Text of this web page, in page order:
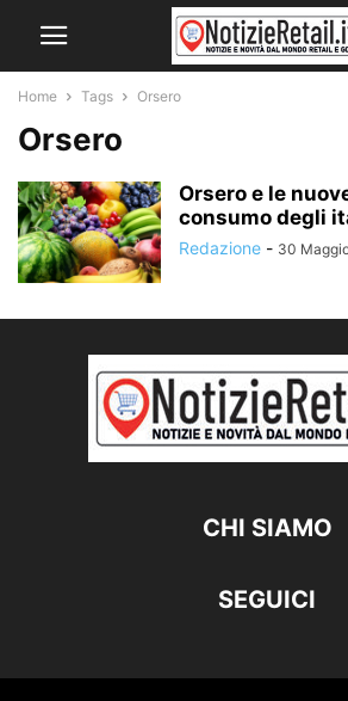
Home Tags Orsero
Orsero
Orsero e le
consumo degli
Redazione - 30
CHI SIAMO
SEGUICI